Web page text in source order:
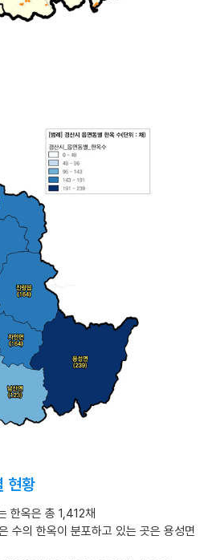
현황
한옥은 총 1,412채
수의 한옥이 분포하고 있는 곳은 용성면